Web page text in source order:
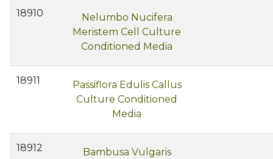
18910
Nelumbo Nucifera
Meristem Cell Culture
Conditioned Media
18911
Passiflora Edulis Callus
Culture Conditioned
Media
18912
Bambusa Vulgaris